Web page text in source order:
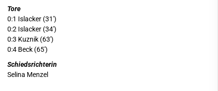
Tore
0:1 Islacker (31')
0:2 Islacker (34')
0:3 Kuznik (63')
0:4 Beck (65')
Schiedsrichterin
Selina Menzel